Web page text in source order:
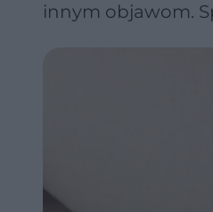
innym objawom.